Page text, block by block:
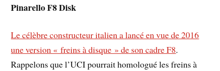
Pinarello F8 Disk
Le célèbre constructeur italien a lancé en vue de 2016
une version « freins à disque » de son cadre F8.
Rappelons que l’UCI pourrait homologué les freins à